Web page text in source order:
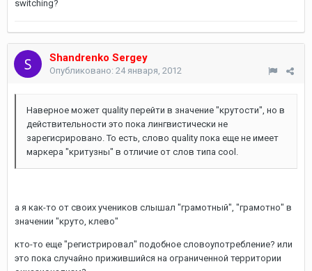
switching?
Shandrenko Sergey
Опубликовано: 24 января, 2012
Наверное может quality перейти в значение "крутости", но в
действительности это пока лингвистически не
зарегисрировано. То есть, слово quality пока еще не имеет
маркера "критузны" в отличие от слов типа cool.
а я как-то от своих учеников слышал "грамотный", "грамотно" в
значении "круто, клево"
кто-то еще "регистрировал" подобное словоупотребление? или
это пока случайно прижившийся на ограниченной территории